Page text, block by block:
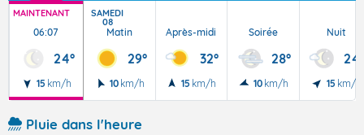
MAINTENANT
06:07
24°
15 km/h
SAMEDI
08
Matin
29°
10 km/h
Après-midi
32°
15 km/h
Soirée
28°
10 km/h
Nuit
24°
15 km/h
Pluie dans l'heure